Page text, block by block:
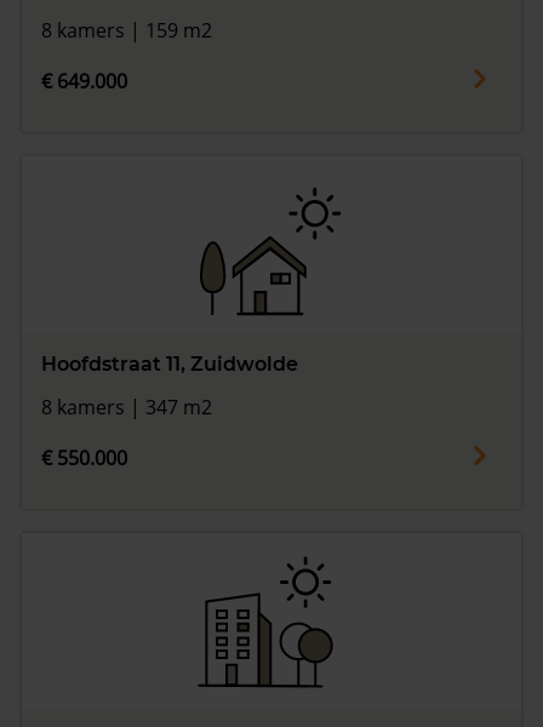
8 kamers | 159 m2
€ 649.000
Hoofdstraat 11, Zuidwolde
8 kamers | 347 m2
€ 550.000